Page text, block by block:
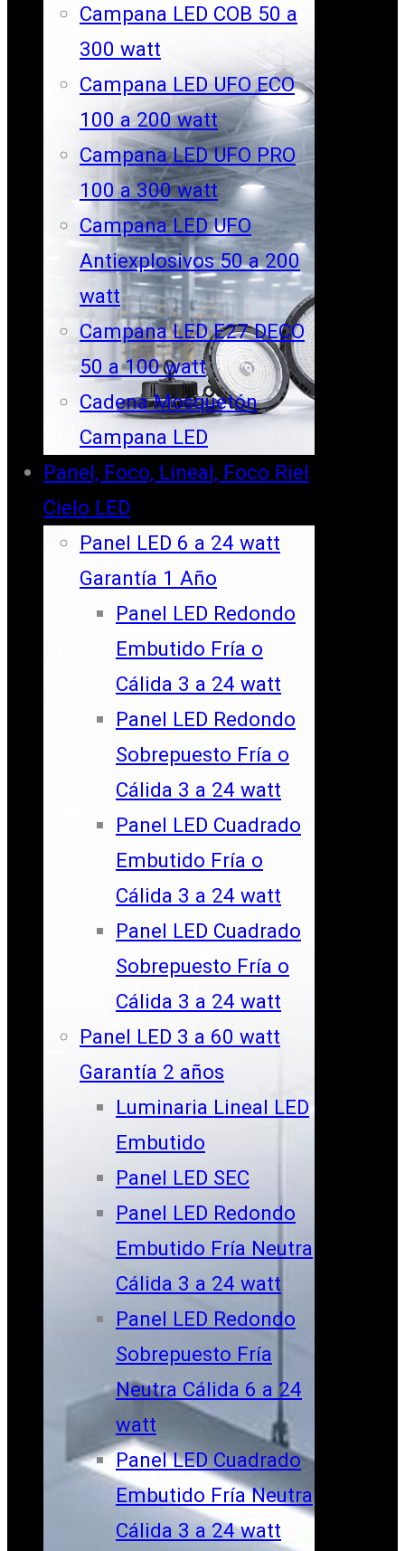
Campana LED COB 50 a
300 watt
Campana LED UFO ECO
100 a 200 watt
Campana LED UFO PRO
100 a 300 watt
Campana LED UFO
Antiexplosivos 50 a 200
watt
Campana LED E27 DECO
50 a 100 watt
Cadena Mosquetón
Campana LED
Panel, Foco, Lineal, Foco Riel
Cielo LED
Panel LED 6 a 24 watt
Garantía 1 Año
Panel LED Redondo
Embutido Fría o
Cálida 3 a 24 watt
Panel LED Redondo
Sobrepuesto Fría o
Cálida 3 a 24 watt
Panel LED Cuadrado
Embutido Fría o
Cálida 3 a 24 watt
Panel LED Cuadrado
Sobrepuesto Fría o
Cálida 3 a 24 watt
Panel LED 3 a 60 watt
Garantía 2 años
Luminaria Lineal LED
Embutido
Panel LED SEC
Panel LED Redondo
Embutido Fría Neutra
Cálida 3 a 24 watt
Panel LED Redondo
Sobrepuesto Fría
Neutra Cálida 6 a 24
watt
Panel LED Cuadrado
Embutido Fría Neutra
Cálida 3 a 24 watt